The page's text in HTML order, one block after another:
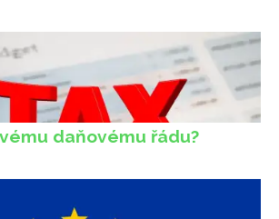
daňovému řádu?